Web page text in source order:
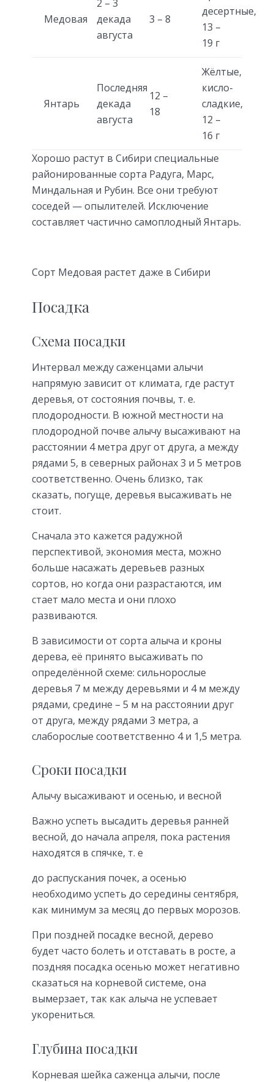
Медовая
2 – 3
декада
августа
3 – 8
десертные,
13 –
19 г
Янтарь
Последняя
декада
августа
12 –
18
Жёлтые,
кисло-
сладкие,
12 –
16 г
Хорошо растут в Сибири специальные
районированные сорта Радуга, Марс,
Миндальная и Рубин. Все они требуют
соседей — опылителей. Исключение
составляет частично самоплодный Янтарь.
Сорт Медовая растет даже в Сибири
Посадка
Схема посадки
Интервал между саженцами алычи
напрямую зависит от климата, где растут
деревья, от состояния почвы, т. е.
плодородности. В южной местности на
плодородной почве алычу высаживают на
расстоянии 4 метра друг от друга, а между
рядами 5, в северных районах 3 и 5 метров
соответственно. Очень близко, так
сказать, погуще, деревья высаживать не
стоит.
Сначала это кажется радужной
перспективой, экономия места, можно
больше насажать деревьев разных
сортов, но когда они разрастаются, им
стает мало места и они плохо
развиваются.
В зависимости от сорта алыча и кроны
дерева, её принято высаживать по
определённой схеме: сильнорослые
деревья 7 м между деревьями и 4 м между
рядами, средине – 5 м на расстоянии друг
от друга, между рядами 3 метра, а
слаборослые соответственно 4 и 1,5 метра.
Сроки посадки
Алычу высаживают и осенью, и весной
Важно успеть высадить деревья ранней
весной, до начала апреля, пока растения
находятся в спячке, т. е
до распускания почек, а осенью
необходимо успеть до середины сентября,
как минимум за месяц до первых морозов.
При поздней посадке весной, дерево
будет часто болеть и отставать в росте, а
поздняя посадка осенью может негативно
сказаться на корневой системе, она
вымерзает, так как алыча не успевает
укорениться.
Глубина посадки
Корневая шейка саженца алычи, после